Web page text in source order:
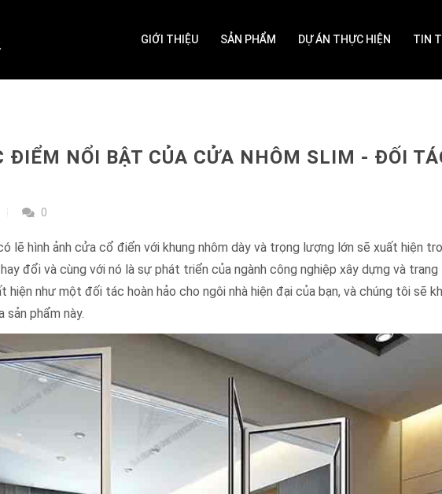
GIỚI THIỆU SẢN PHẨM DỰ ÁN THỰC HIỆN TIN
NỔI BẬT CỦA CỬA NHÔM SLIM - ĐỐI
0
lẽ hình ảnh cửa cổ điển với khung nhôm dày và trọng lượng lớn sẽ xuất hiện
đổi và cùng với nó là sự phát triển của ngành công nghiệp xây dựng và
hiện như một đối tác hoàn hảo cho ngôi nhà hiện đại của bạn, và chúng tôi sẽ
phẩm này.